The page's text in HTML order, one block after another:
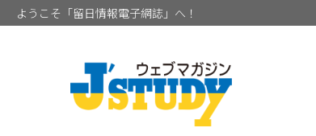
ようこそ「留日情報電子網誌」へ！